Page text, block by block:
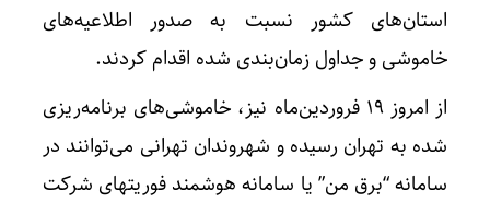
استان‌های کشور نسبت به صدور اطلاعیه‌های
خاموشی و جداول زمان‌بندی شده اقدام کردند.
از امروز 19 فروردین‌ماه نیز، خاموشی‌های برنامه‌ریزی
شده به تهران رسیده و شهروندان تهرانی می‌توانند در
سامانه “برق من” یا سامانه هوشمند فوریتهای شرکت